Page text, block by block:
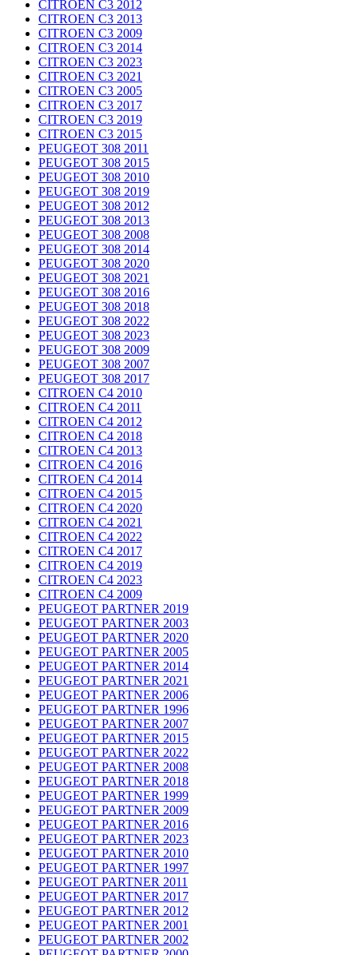
CITROEN C3 2012
CITROEN C3 2013
CITROEN C3 2009
CITROEN C3 2014
CITROEN C3 2023
CITROEN C3 2021
CITROEN C3 2005
CITROEN C3 2017
CITROEN C3 2019
CITROEN C3 2015
PEUGEOT 308 2011
PEUGEOT 308 2015
PEUGEOT 308 2010
PEUGEOT 308 2019
PEUGEOT 308 2012
PEUGEOT 308 2013
PEUGEOT 308 2008
PEUGEOT 308 2014
PEUGEOT 308 2020
PEUGEOT 308 2021
PEUGEOT 308 2016
PEUGEOT 308 2018
PEUGEOT 308 2022
PEUGEOT 308 2023
PEUGEOT 308 2009
PEUGEOT 308 2007
PEUGEOT 308 2017
CITROEN C4 2010
CITROEN C4 2011
CITROEN C4 2012
CITROEN C4 2018
CITROEN C4 2013
CITROEN C4 2016
CITROEN C4 2014
CITROEN C4 2015
CITROEN C4 2020
CITROEN C4 2021
CITROEN C4 2022
CITROEN C4 2017
CITROEN C4 2019
CITROEN C4 2023
CITROEN C4 2009
PEUGEOT PARTNER 2019
PEUGEOT PARTNER 2003
PEUGEOT PARTNER 2020
PEUGEOT PARTNER 2005
PEUGEOT PARTNER 2014
PEUGEOT PARTNER 2021
PEUGEOT PARTNER 2006
PEUGEOT PARTNER 1996
PEUGEOT PARTNER 2007
PEUGEOT PARTNER 2015
PEUGEOT PARTNER 2022
PEUGEOT PARTNER 2008
PEUGEOT PARTNER 2018
PEUGEOT PARTNER 1999
PEUGEOT PARTNER 2009
PEUGEOT PARTNER 2016
PEUGEOT PARTNER 2023
PEUGEOT PARTNER 2010
PEUGEOT PARTNER 1997
PEUGEOT PARTNER 2011
PEUGEOT PARTNER 2017
PEUGEOT PARTNER 2012
PEUGEOT PARTNER 2001
PEUGEOT PARTNER 2002